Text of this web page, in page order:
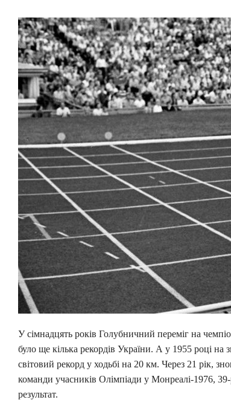
У сімнадцять років Голубничний переміг на
було ще кілька рекордів України. А у 1955 році
світовий рекорд у ходьбі на 20 км. Через 21 рік,
команди учасників Олімпіади у Монреалі-1976,
результат.